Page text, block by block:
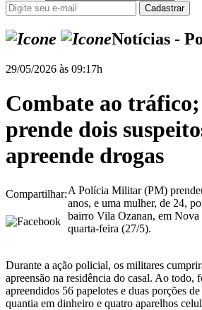
Notícias -
29/05/2026 às 09:17h
Combate ao
prende dois
apreende drogas
Compartilhar:A Polícia Militar (PM)
anos, e uma mulher, de 24,
bairro Vila Ozanan, em Nova
quarta-feira (27/5).
Durante a ação policial, os militares
apreensão na residência do casal. Ao todo,
apreendidos 56 papelotes e duas porções
quantia em dinheiro e quatro aparelhos